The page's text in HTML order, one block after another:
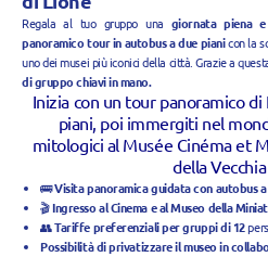
Regala al tuo gruppo una giornata piena
panoramico tour in autobus a due pianicon la
uno dei musei più iconici della città. Grazie a
di gruppo chiavi in mano.
Inizia con un tour panoramico
piani, poi immergiti nel
mitologici al Musée Cinéma et
della
🚌Visita panoramica guidata con autobus
🎬Ingresso al Cinema e al Museo della
👥Tariffe preferenziali per gruppi di 12
Possibilità di privatizzare il museo in